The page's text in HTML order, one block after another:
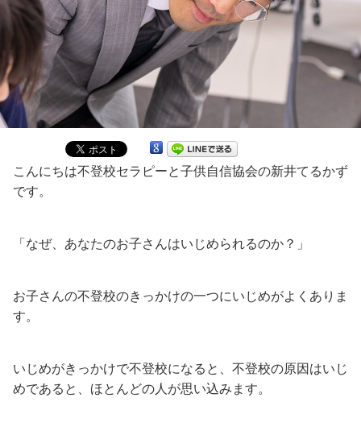
こんにちは不登校セラピーと子供自信協会の新井てるかず
です。
「なぜ、あなたのお子さんはいじめられるのか？」
お子さんの不登校のきっかけの一つにいじめがよくありま
す。
いじめがきっかけで不登校になると、不登校の原因はいじ
めであると、ほとんどの人が思い込みます。